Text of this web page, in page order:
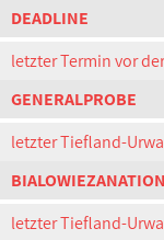
DEADLINE
letzter Termin vor
GENERALPROBE
letzter Tiefland-
letzter Tiefland-